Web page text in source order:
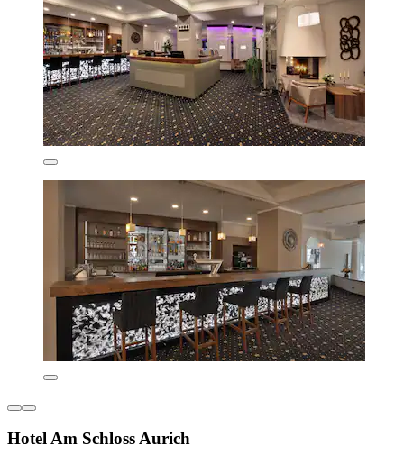
Hotel Am Schloss Aurich